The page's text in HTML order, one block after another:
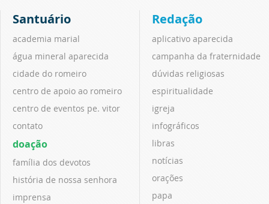
Santuário
academia marial
água mineral aparecida
cidade do romeiro
centro de apoio ao romeiro
centro de eventos pe. vitor
contato
doação
família dos devotos
história de nossa senhora
imprensa
Redação
aplicativo aparecida
campanha da fraternidade
dúvidas religiosas
espiritualidade
igreja
infográficos
libras
notícias
orações
papa